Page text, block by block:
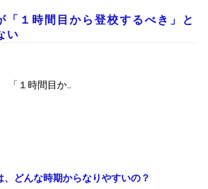
「１時間目から登校するべき」と
い
１時間目か…